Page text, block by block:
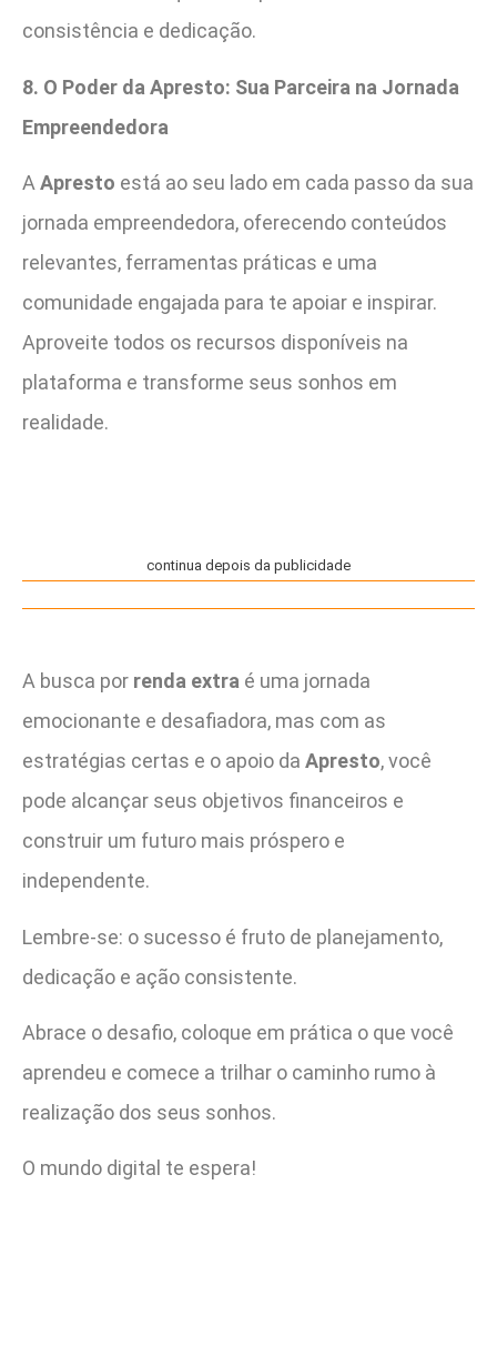
consistência e dedicação.
8. O Poder da Apresto: Sua Parceira na Jornada
Empreendedora
A Apresto está ao seu lado em cada passo da sua
jornada empreendedora, oferecendo conteúdos
relevantes, ferramentas práticas e uma
comunidade engajada para te apoiar e inspirar.
Aproveite todos os recursos disponíveis na
plataforma e transforme seus sonhos em
realidade.
continua depois da publicidade
A busca por renda extra é uma jornada
emocionante e desafiadora, mas com as
estratégias certas e o apoio da Apresto, você
pode alcançar seus objetivos financeiros e
construir um futuro mais próspero e
independente.
Lembre-se: o sucesso é fruto de planejamento,
dedicação e ação consistente.
Abrace o desafio, coloque em prática o que você
aprendeu e comece a trilhar o caminho rumo à
realização dos seus sonhos.
O mundo digital te espera!